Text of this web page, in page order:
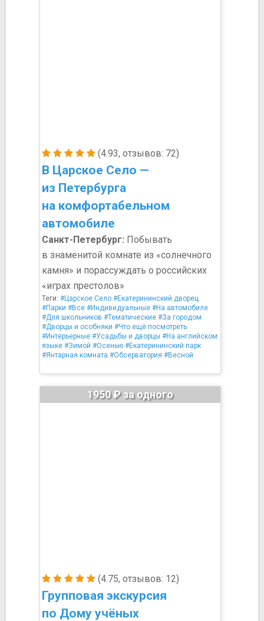
(4.93, отзывов: 72)
В Царское Село —
из Петербурга
на комфортабельном
автомобиле
Санкт-Петербург: Побывать
в знаменитой комнате из «солнечного
камня» и порассуждать о российских
«играх престолов»
Теги: #Царское Село #Екатерининский дворец
#Парки #Все #Индивидуальные #На автомобиле
#Для школьников #Тематические #За городом
#Дворцы и особняки #Что ещё посмотреть
#Интерьерные #Усадьбы и дворцы #На английском
языке #Зимой #Осенью #Екатерининский парк
#Янтарная комната #Обсерватория #Весной
(4.75, отзывов: 12)
Групповая экскурсия
по Дому учёных
1950 ₽ за одного